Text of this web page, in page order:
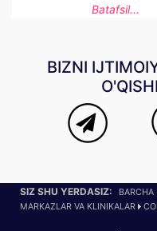
Batafsil...
BIZNI
SIZ SHU YERDASIZ: BARCHA
MARKAZLAR VA KLINIKALAR